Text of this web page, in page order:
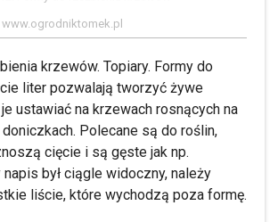
www.ogrodniktomek.pl
krzewów. Topiary. Formy do
liter pozwalają tworzyć żywe
ustawiać na krzewach rosnących na
Polecane są do roślin,
cięcie i są gęste jak np.
był ciągle widoczny, należy
liście, które wychodzą poza formę.